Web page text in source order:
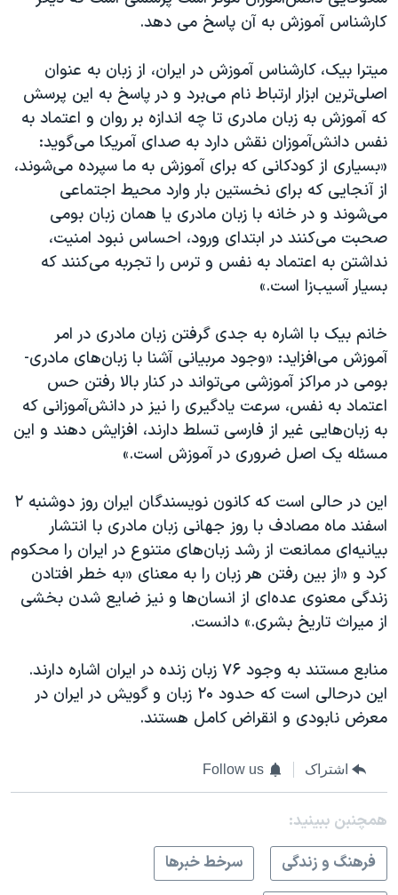
کارشناس آموزش به آن پاسخ می دهد.
میترا بیک، کارشناس آموزش در ایران، از زبان به عنوان
اصلی‌ترین ابزار ارتباط نام می‌برد و در پاسخ به این پرسش
که آموزش به زبان مادری تا چه اندازه بر روان و اعتماد به
نفس دانش‌آموزان نقش دارد به صدای آمریکا می‌گوید:
«بسیاری از کودکانی که برای آموزش به ما سپرده می‌شوند،
از آنجایی که برای نخستین بار وارد محیط اجتماعی
می‌شوند و در خانه با زبان مادری یا همان زبان بومی
صحبت می‌کنند در ابتدای ورود، احساس نبود امنیت،
نداشتن به اعتماد به نفس و ترس را تجربه می‌کنند که
بسیار آسیب‌زا است.»
خانم بیک با اشاره به جدی گرفتن زبان مادری در امر
آموزش می‌افزاید: «وجود مربیانی آشنا با زبان‌های مادری-
بومی در مراکز آموزشی می‌تواند در کنار بالا رفتن حس
اعتماد به نفس، سرعت یادگیری را نیز در دانش‌آموزانی که
به زبان‌هایی غیر از فارسی تسلط دارند، افزایش دهند و این
مسئله یک اصل ضروری در آموزش است.»
این در حالی‌ است که کانون نویسندگان ایران روز دوشنبه ۲
اسفند ماه مصادف با روز جهانی‌ زبان مادری با انتشار
بیانیه‌ای ممانعت از رشد زبا‎ن‌‎های متنوع در ایران را محکوم
کرد و «از بین رفتن هر زبان را به معنای «به خطر افتادن
زندگی معنوی عده‌‎ای از انسان‌‎ها و نیز ضایع شدن بخشی
از میراث تاریخ بشری.» دانست.
منابع مستند به وجود ۷۶ زبان زنده در ایران اشاره دارند.
این درحالی است که حدود ۲۰ زبان و گویش در ایران در
معرض نابودی و انقراض کامل هستند.
اشتراک Follow us
همچنبن ببینید:
فرهنگ و زندگی
سرخط خبرها